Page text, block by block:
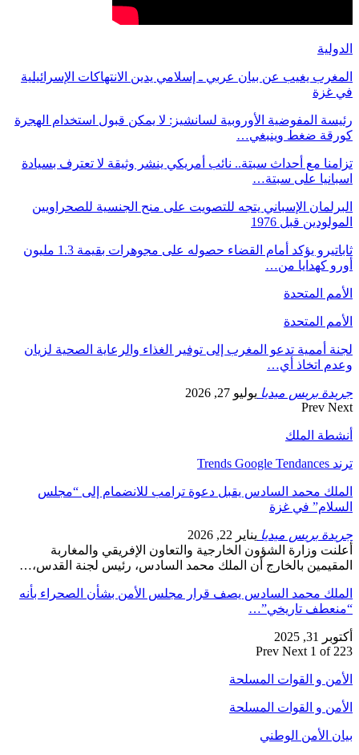
الدولية
المغرب يغيب عن بيان عربي ـ إسلامي يدين الانتهاكات الإسرائيلية
في غزة
رئيسة المفوضية الأوروبية لسانشيز: لا يمكن قبول استخدام الهجرة
كورقة ضغط وينبغي…
تزامنا مع أحداث سبتة.. نائب أمريكي ينشر وثيقة لا تعترف بسيادة
اسبانيا على سبتة…
البرلمان الإسباني يتجه للتصويت على منح الجنسية للصحراويين
المولودين قبل 1976
ثاباتيرو يؤكد أمام القضاء حصوله على مجوهرات بقيمة 1.3 مليون
أورو كهدايا من…
الأمم المتحدة
الأمم المتحدة
لجنة أممية تدعو المغرب إلى توفير الغذاء والرعاية الصحية لزيان
وعدم اتخاذ أي…
جريدة بريس ميديا يوليو 27, 2026
Prev Next
أنشطة الملك
ترند Trends Google Tendances
الملك محمد السادس يقبل دعوة ترامب للانضمام إلى “مجلس
السلام” في غزة
جريدة بريس ميديا يناير 22, 2026
أعلنت وزارة الشؤون الخارجية والتعاون الإفريقي والمغاربة
المقيمين بالخارج أن الملك محمد السادس، رئيس لجنة القدس،…
الملك محمد السادس يصف قرار مجلس الأمن بشأن الصحراء بأنه
“منعطف تاريخي”…
أكتوبر 31, 2025
Prev Next 1 of 223
الأمن و القوات المسلحة
الأمن و القوات المسلحة
بيان الأمن الوطني